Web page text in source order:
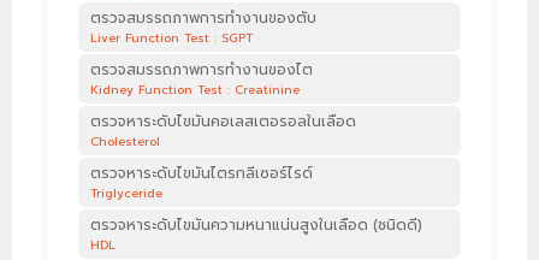
ตรวจสมรรถภาพการทำงานของตับ
Liver Function Test : SGPT
ตรวจสมรรถภาพการทำงานของไต
Kidney Function Test : Creatinine
ตรวจหาระดับไขมันคอเลสเตอรอลในเลือด
Cholesterol
ตรวจหาระดับไขมันไตรกลีเซอร์ไรด์
Triglyceride
ตรวจหาระดับไขมันความหนาแน่นสูงในเลือด (ชนิดดี)
HDL